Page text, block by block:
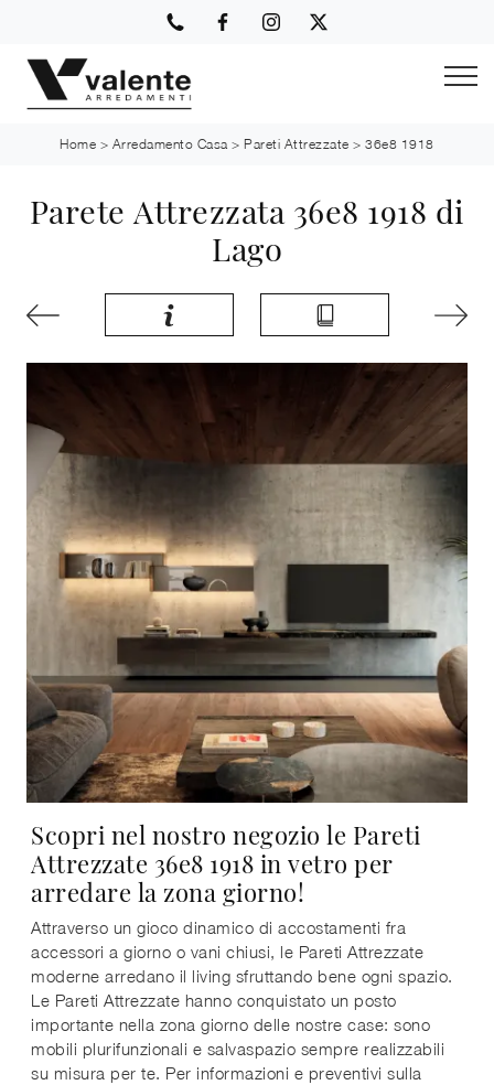
Home > Arredamento Casa >Pareti Attrezzate >36e8 1918
Parete Attrezzata 36e8 1918 di
Lago
Scopri nel nostro negozio le Pareti
Attrezzate 36e8 1918 in vetro per
arredare la zona giorno!
Attraverso un gioco dinamico di accostamenti fra
accessori a giorno o vani chiusi, le Pareti Attrezzate
moderne arredano il living sfruttando bene ogni spazio.
Le Pareti Attrezzate hanno conquistato un posto
importante nella zona giorno delle nostre case: sono
mobili plurifunzionali e salvaspazio sempre realizzabili
su misura per te. Per informazioni e preventivi sulla